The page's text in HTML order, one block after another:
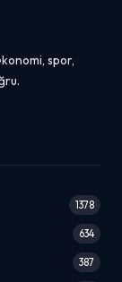
spor,
1378
634
387